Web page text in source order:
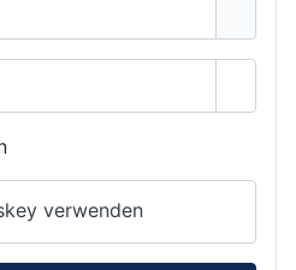
verwenden